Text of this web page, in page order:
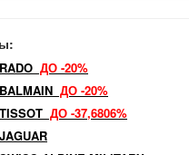
RADO ДО -20%
BALMAIN ДО -20%
TISSOT ДО -37,6806%
JAGUAR